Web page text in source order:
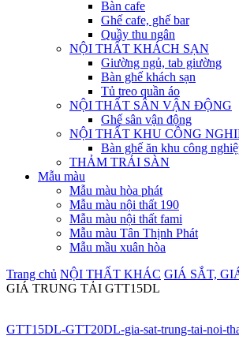
Bàn cafe
Ghế cafe, ghế bar
Quầy thu ngân
NỘI THẤT KHÁCH SẠN
Giường ngủ, tab giường
Bàn ghế khách sạn
Tủ treo quần áo
NỘI THẤT SÂN VẬN ĐỘNG
Ghế sân vận động
NỘI THẤT KHU CÔNG
Bàn ghế ăn khu công
THẢM TRẢI SÀN
Mẫu màu
Mẫu màu hòa phát
Mẫu màu nội thất 190
Mẫu màu nội thất fami
Mẫu màu Tân Thịnh Phát
Mẫu mầu xuân hòa
Trang chủ NỘI THẤT KHÁC GIÁ SẮT,
GIÁ TRUNG TẢI GTT15DL
GTT15DL-GTT20DL-gia-sat-trung-tai-noi-